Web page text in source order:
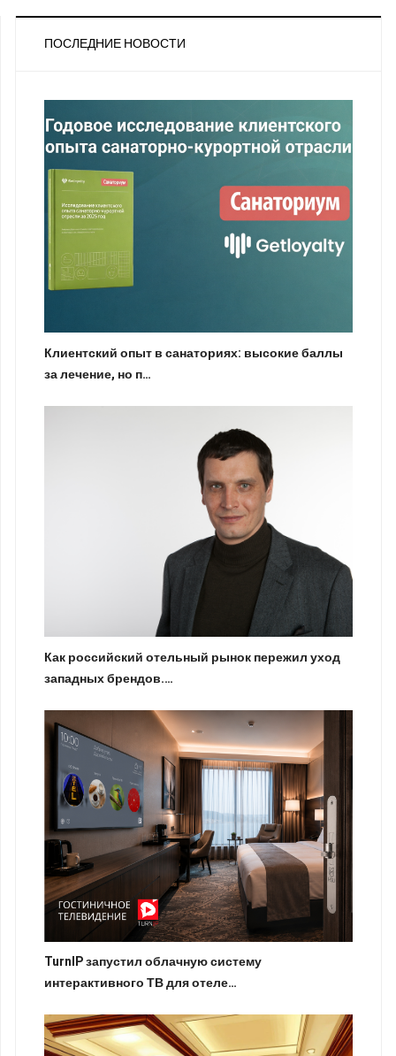
ПОСЛЕДНИЕ НОВОСТИ
Клиентский опыт в санаториях: высокие баллы
за лечение, но п…
Как российский отельный рынок пережил уход
западных брендов.…
TurnIP запустил облачную систему
интерактивного ТВ для отеле…